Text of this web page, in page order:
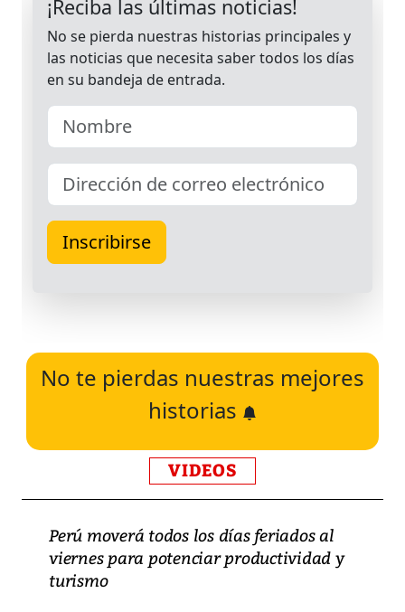
No te pierdas nuestras mejores
historias
VIDEOS
Perú moverá todos los días feriados al
viernes para potenciar productividad y
turismo